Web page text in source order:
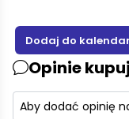
Opinie
Aby dodać opinię